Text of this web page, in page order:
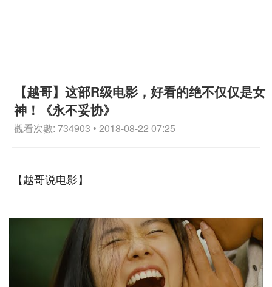
【越哥】这部R级电影，好看的绝不仅仅是女
神！《永不妥协》
觀看次數: 734903 • 2018-08-22 07:25
【越哥说电影】